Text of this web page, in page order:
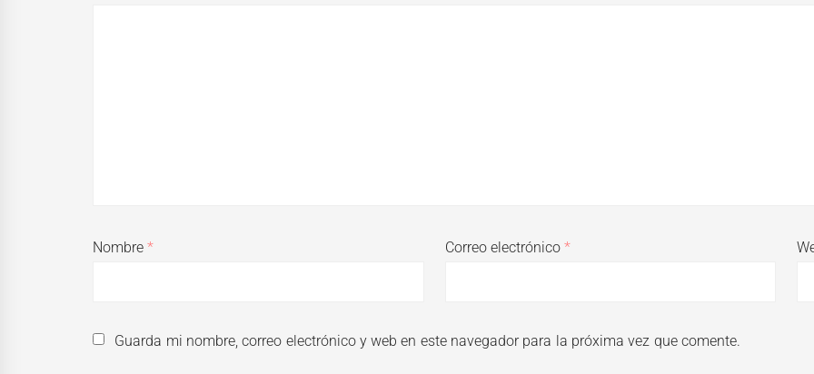
Nombre* Correo electrónico*
Guarda mi nombre, correo electrónico y web en este navegador para la próxima vez que comente.